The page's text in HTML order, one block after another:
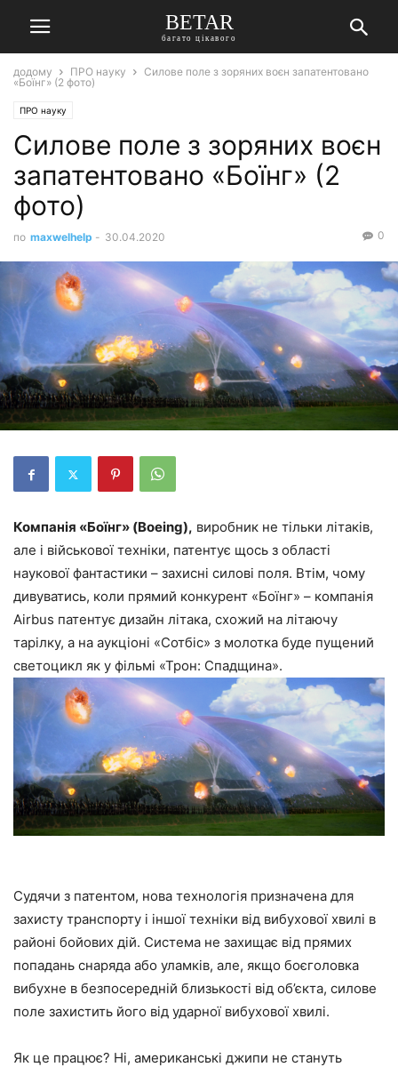
BETAR
багато цікавого
додому ПРО науку
Силове поле з зоряних воєн запатентовано
«Боїнг» (2 фото)
ПРО науку
Силове поле з зоряних воєн
запатентовано «Боїнг» (2
фото)
по maxwelhelp - 30.04.2020 0
Компанія «Боїнг» (Boeing), виробник не тільки літаків,
але і військової техніки, патентує щось з області
наукової фантастики – захисні силові поля. Втім, чому
дивуватись, коли прямий конкурент «Боїнг» – компанія
Airbus патентує дизайн літака, схожий на літаючу
тарілку, а на аукціоні «Сотбіс» з молотка буде пущений
светоцикл як у фільмі «Трон: Спадщина».
Судячи з патентом, нова технологія призначена для
захисту транспорту і іншої техніки від вибухової хвилі в
районі бойових дій. Система не захищає від прямих
попадань снаряда або уламків, але, якщо боєголовка
вибухне в безпосередній близькості від об’єкта, силове
поле захистить його від ударної вибухової хвилі.
Як це працює? Ні, американські джипи не стануть